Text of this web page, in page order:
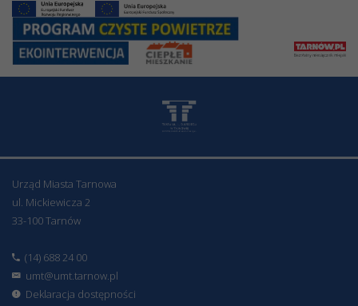
Urząd Miasta Tarnowa
ul. Mickiewicza 2
33-100 Tarnów
(14) 688 24 00
umt@umt.tarnow.pl
Deklaracja dostępności